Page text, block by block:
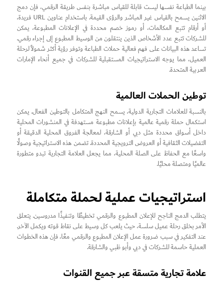
بينما الطباعة نفسها ليست قابلة للقياس مباشرة بنفس طريقة الرقمي، فإن دمج
الاثنين يسمح بالقياس غير المباشر والرؤى القيمة. باستخدام عناوين URL فريدة،
أو أرقام تتبع المكالمات، أو رموز خصم محددة في الإعلانات المطبوعة، يمكن
للشركات تتبع عدد الأشخاص الذين ينتقلون من الوسيط المطبوع إلى إجراء رقمي.
تساعد هذه البيانات على فهم فعالية حملات الطباعة وتوفر رؤية أكثر شمولاً لرحلة
العميل، مما يوجه الاستراتيجيات المستقبلية للشركات في جميع أنحاء الإمارات
العربية المتحدة.
توطين الحملات العالمية
بالنسبة للعلامات التجارية الدولية، يسمح النهج المتكامل بالتوطين الفعال. يمكن
استكمال حملة رقمية عالمية بإعلانات مطبوعة مستهدفة في المنشورات المحلية
داخل أسواق محددة مثل دبي أو الشارقة، لمعالجة الفروق المحلية الدقيقة أو
التفضيلات الثقافية أو العروض الترويجية المحددة. تضمن هذه الاستراتيجية وصولًا
واسعًا مع الحفاظ على الصلة المحلية، مما يجعل العلامة التجارية تبدو متطورة
عالميًا ومتصلة محليًا.
استراتيجيات عملية لحملة متكاملة
يتطلب الدمج الناجح للإعلان المطبوع والرقمي تخطيطًا وتنفيذًا مدروسين. يتعلق
الأمر بخلق رحلة عميل سلسة، حيث يلعب كل وسيط على نقاط قوته ويكمل الآخر.
عند التفكير في سبب ضرورة عمل الإعلان المطبوع والرقمي معًا، فإن هذه الخطوات
العملية حاسمة للشركات في دبي وأبو ظبي والشارقة.
علامة تجارية متسقة عبر جميع القنوات